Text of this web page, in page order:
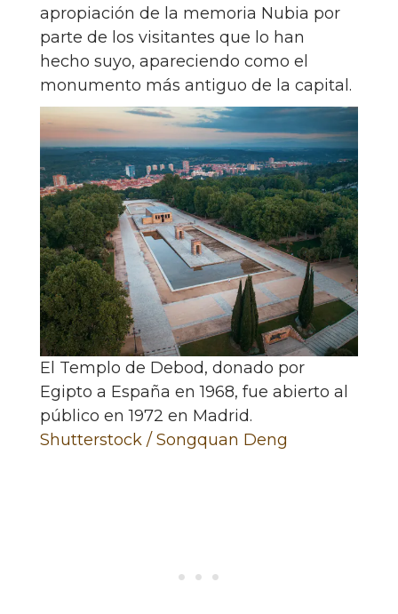
apropiación de la memoria Nubia por
parte de los visitantes que lo han
hecho suyo, apareciendo como el
monumento más antiguo de la capital.
El Templo de Debod, donado por
Egipto a España en 1968, fue abierto al
público en 1972 en Madrid.
Shutterstock / Songquan Deng